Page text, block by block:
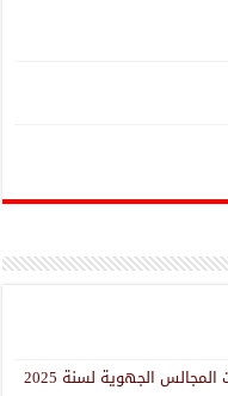
منشور عدد 08 لسنة 2024 حول إعداد ميزانيات المجالس الجهوية لسنة 2025